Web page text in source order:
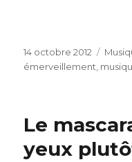
Publié
le
14 octobre 2012
émerveillement,
Le
yeux